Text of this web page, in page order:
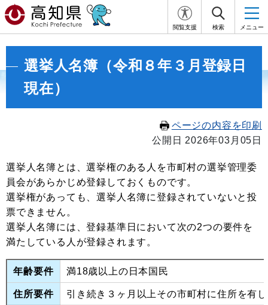
閲覧支援 検索 メニュー
選挙人名簿（令和８年３月登録日
現在）
ページの内容を印刷
公開日 2026年03月05日
選挙人名簿とは、選挙権のある人を市町村の選挙管理委
員会があらかじめ登録しておくものです。
選挙権があっても、選挙人名簿に登録されていないと投
票できません。
選挙人名簿には、登録基準日において次の2つの要件を
満たしている人が登録されます。
年齢要件 満18歳以上の日本国民
住所要件 引き続き３ヶ月以上その市町村に住所を有